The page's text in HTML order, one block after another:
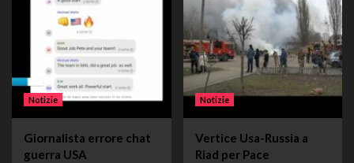
Notizie
Giornalista errore chat
guerra USA
Notizie
Vertice Usa-Russia a
Riad per Pace